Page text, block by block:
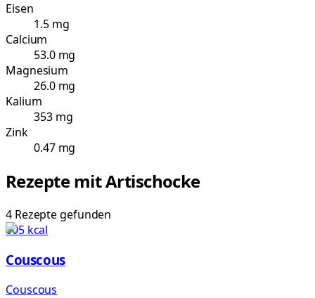
Eisen
1.5 mg
Calcium
53.0 mg
Magnesium
26.0 mg
Kalium
353 mg
Zink
0.47 mg
Rezepte mitArtischocke
4 Rezeptegefunden
605kcal
Couscous
Couscous